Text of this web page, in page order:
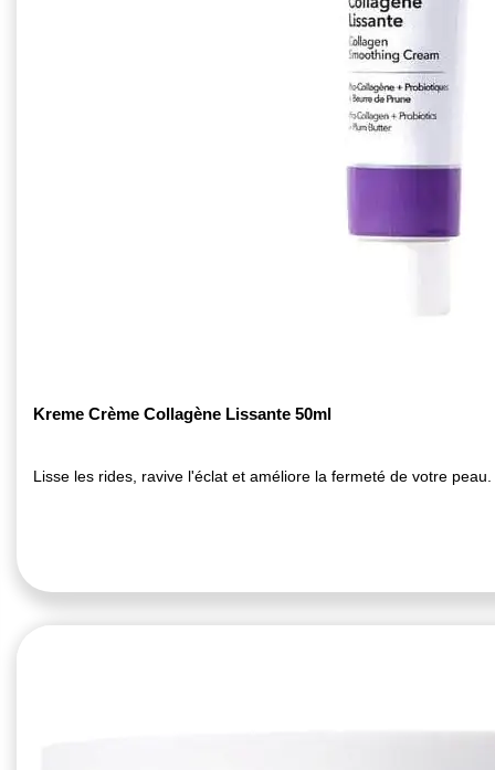
Kreme Crème Collagène Lissante 50ml
Lisse les rides, ravive l'éclat et améliore la fermeté de votre peau.